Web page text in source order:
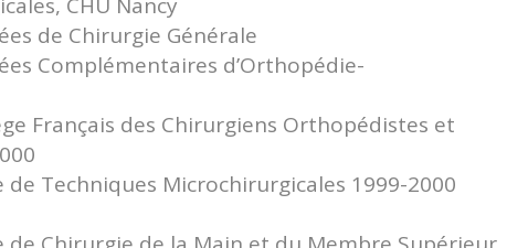
de Chirurgie Générale
Complémentaires d’Orthopédie-
Français des Chirurgiens Orthopédistes et
Techniques Microchirurgicales 1999-2000